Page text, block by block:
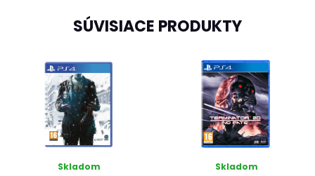
SÚVISIACE PRODUKTY
Skladom
Skladom